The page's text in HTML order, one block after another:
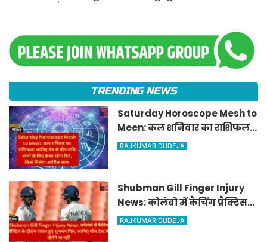
TRENDING NEWS
Saturday Horoscope Mesh to
Meen: कल शनिवार का राशिफल!
जानिए मेष से मीन राशि वालों के
RAJKUMAR DUDEJA
Shubman Gill Finger Injury
News: कोलंबो में कैचिंग प्रैक्टिस
के दौरान घायल हुए शुभमन गिल,
RAJKUMAR DUDEJA